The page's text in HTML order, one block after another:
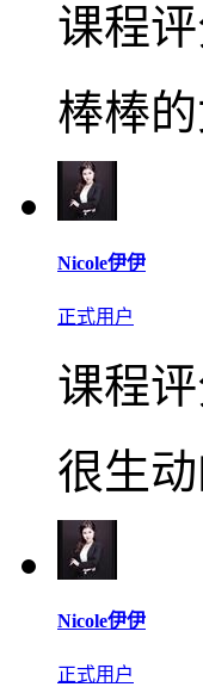
课程
棒棒
Nicole伊伊
正式用户
课程
很生
Nicole伊伊
正式用户